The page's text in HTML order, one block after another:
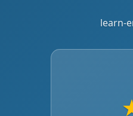
learn-